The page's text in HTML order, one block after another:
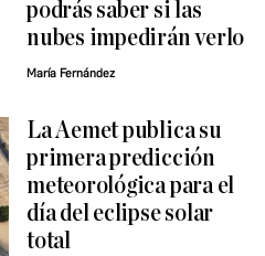
podrás saber si las
nubes impedirán verlo
María Fernández
La Aemet publica su
primera predicción
meteorológica para el
día del eclipse solar
total